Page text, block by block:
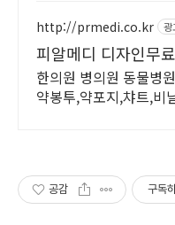
http://prmedi.co.kr 광
피알메디 디자인무
한의원 병의원 동물병
약봉투,약포지,챠트,비
공감 구독